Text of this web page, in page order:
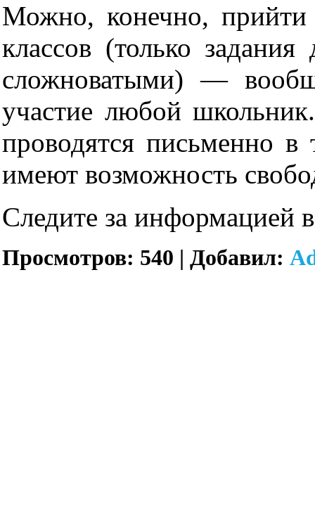
Можно, конечно,
классов (только
сложноватыми) —
участие любой
проводятся письменно
имеют возможность
Следите за информацией
Просмотров: 540 | Добавил: